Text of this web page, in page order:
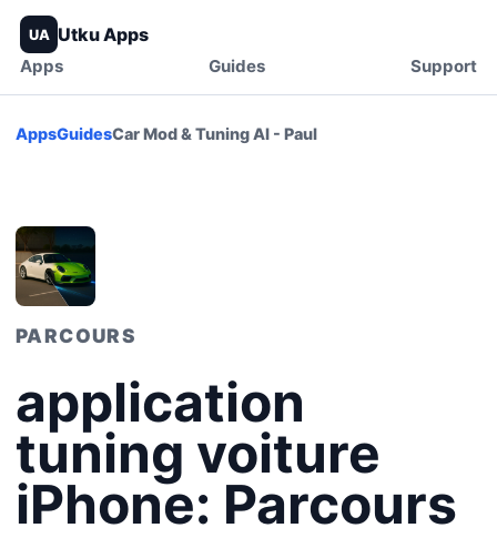
UA Utku Apps
Apps Guides Support
AppsGuidesCar Mod & Tuning AI - Paul
PARCOURS
application
tuning voiture
iPhone: Parcours